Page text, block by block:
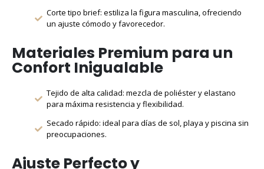
Corte tipo brief: estiliza la figura masculina, ofreciendo
un ajuste cómodo y favorecedor.
Materiales Premium para un
Confort Inigualable
Tejido de alta calidad: mezcla de poliéster y elastano
para máxima resistencia y flexibilidad.
Secado rápido: ideal para días de sol, playa y piscina sin
preocupaciones.
Ajuste Perfecto y